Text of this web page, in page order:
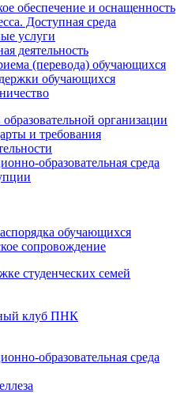
обеспечение и оснащенность
Доступная среда
услуги
деятельность
(перевода) обучающихся
обучающихся
организации
и требования
образовательная среда
обучающихся
сопровождение
студенческих семей
клуб ПНК
образовательная среда